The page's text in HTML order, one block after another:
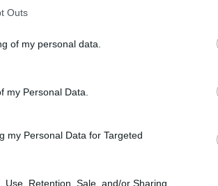
Outs
of my personal data.
my Personal Data.
my Personal Data for Targeted
Use, Retention, Sale, and/or Sharing
di solide fondamenta
recenti in materia di
delle specificità
Loredana Perla,
nazionali del primo ciclo
nella concezione
oltre le competenze
e responsabilità acquisiti dai